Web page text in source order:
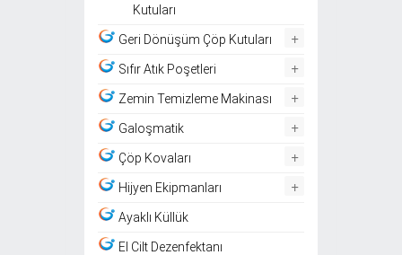
Kutuları
Geri Dönüşüm Çöp Kutuları +
Sıfır Atık Poşetleri +
Zemin Temizleme Makinası +
Galoşmatik +
Çöp Kovaları +
Hijyen Ekipmanları +
Ayaklı Küllük
El Cilt Dezenfektanı